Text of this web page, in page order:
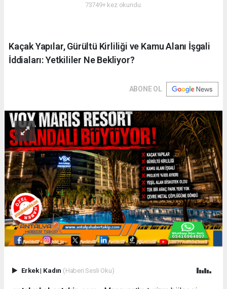
73749+ kez okundu.
Kaçak Yapılar, Gürültü Kirliliği ve Kamu Alanı İşgali
İddiaları: Yetkililer Ne Bekliyor?
ABONE OL
Erkek| Kadın (Haberi Sesli Oku)